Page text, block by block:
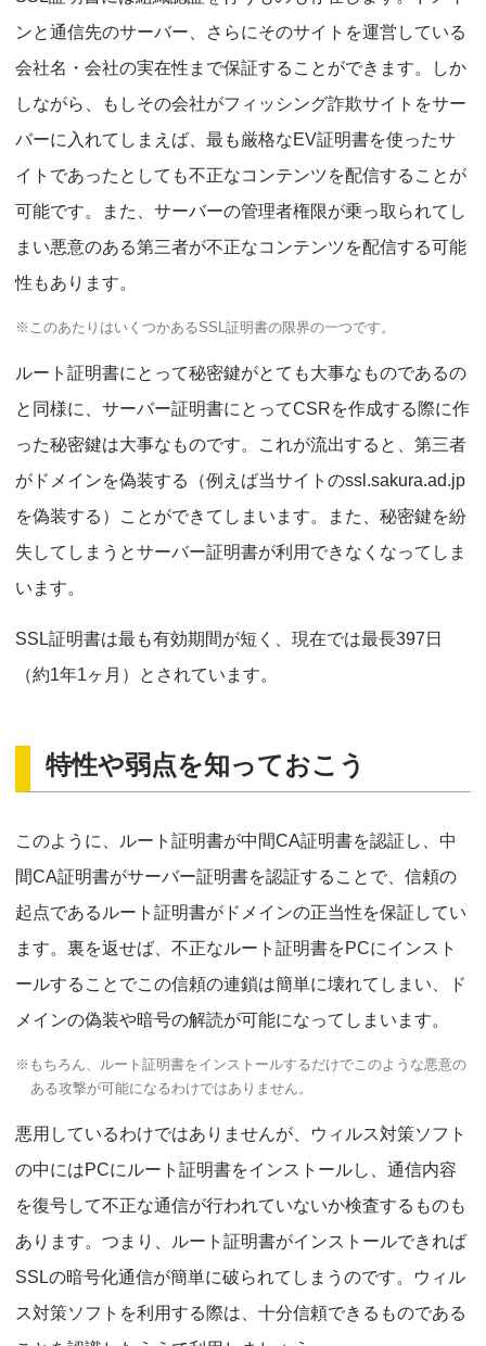
ンと通信先のサーバー、さらにそのサイトを運営している
会社名・会社の実在性まで保証することができます。しか
しながら、もしその会社がフィッシング詐欺サイトをサー
バーに入れてしまえば、最も厳格なEV証明書を使ったサ
イトであったとしても不正なコンテンツを配信することが
可能です。また、サーバーの管理者権限が乗っ取られてし
まい悪意のある第三者が不正なコンテンツを配信する可能
性もあります。
※このあたりはいくつかあるSSL証明書の限界の一つです。
ルート証明書にとって秘密鍵がとても大事なものであるの
と同様に、サーバー証明書にとってCSRを作成する際に作
った秘密鍵は大事なものです。これが流出すると、第三者
がドメインを偽装する（例えば当サイトのssl.sakura.ad.jp
を偽装する）ことができてしまいます。また、秘密鍵を紛
失してしまうとサーバー証明書が利用できなくなってしま
います。
SSL証明書は最も有効期間が短く、現在では最長397日
（約1年1ヶ月）とされています。
特性や弱点を知っておこう
このように、ルート証明書が中間CA証明書を認証し、中
間CA証明書がサーバー証明書を認証することで、信頼の
起点であるルート証明書がドメインの正当性を保証してい
ます。裏を返せば、不正なルート証明書をPCにインスト
ールすることでこの信頼の連鎖は簡単に壊れてしまい、ド
メインの偽装や暗号の解読が可能になってしまいます。
※もちろん、ルート証明書をインストールするだけでこのような悪意の
ある攻撃が可能になるわけではありません。
悪用しているわけではありませんが、ウィルス対策ソフト
の中にはPCにルート証明書をインストールし、通信内容
を復号して不正な通信が行われていないか検査するものも
あります。つまり、ルート証明書がインストールできれば
SSLの暗号化通信が簡単に破られてしまうのです。ウィル
ス対策ソフトを利用する際は、十分信頼できるものである